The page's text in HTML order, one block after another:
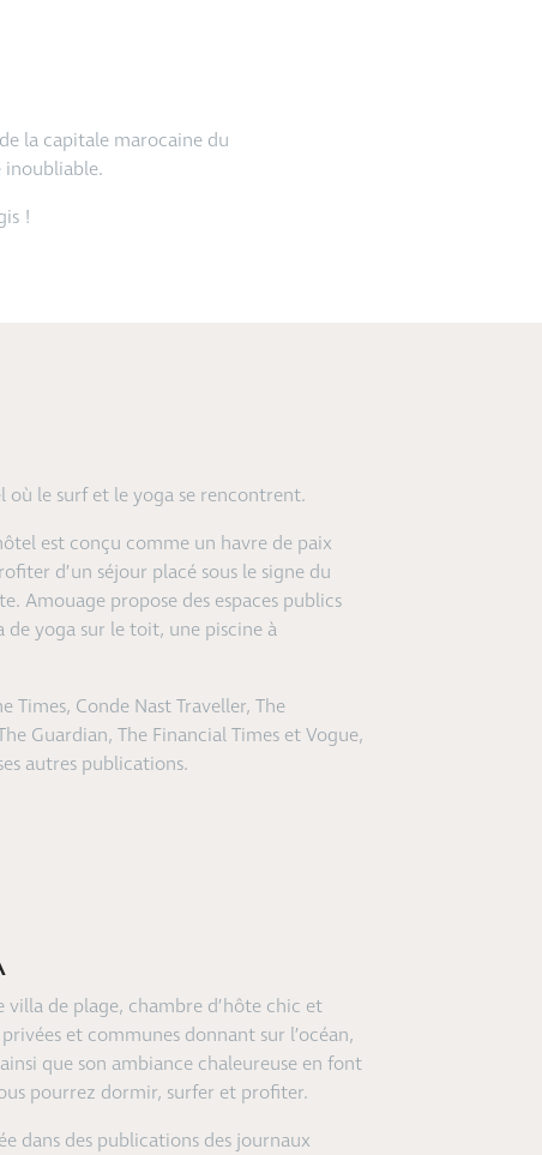
la capitale marocaine du
inoubliable.
!
le surf et le yoga se rencontrent.
est conçu comme un havre de paix
d’un séjour placé sous le signe du
Amouage propose des espaces publics
de yoga sur le toit, une piscine à
Times, Conde Nast Traveller, The
Guardian, The Financial Times et Vogue,
autres publications.
villa de plage, chambre d’hôte chic et
privées et communes donnant sur l’océan,
que son ambiance chaleureuse en font
pourrez dormir, surfer et profiter.
dans des publications des journaux